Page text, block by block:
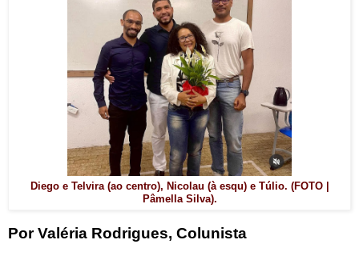
Diego e Telvira (ao centro), Nicolau (à esqu) e Túlio. (FOTO |
Pâmella Silva).
Por Valéria Rodrigues, Colunista